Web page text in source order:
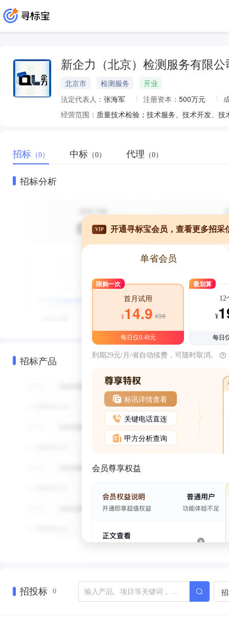
新企力（北京）检测服务有限公
北京市 检测服务
开业
法定代表人： 张海军 注册资本： 500万元
经营范围：
招标 （0） 中标 （0） 代理 （0）
招标分析
招标产品
VIP 开通寻标宝会员，查看更多招采
单省会员
限购一次
首月试用
¥14.9 ¥39
每日仅0.48元
最划算
12
¥
每日
到期29元/月/省自动续费，可随时取消。
标讯详情查看
关键电话直连
甲方分析查询
会员尊享权益
招投标 0